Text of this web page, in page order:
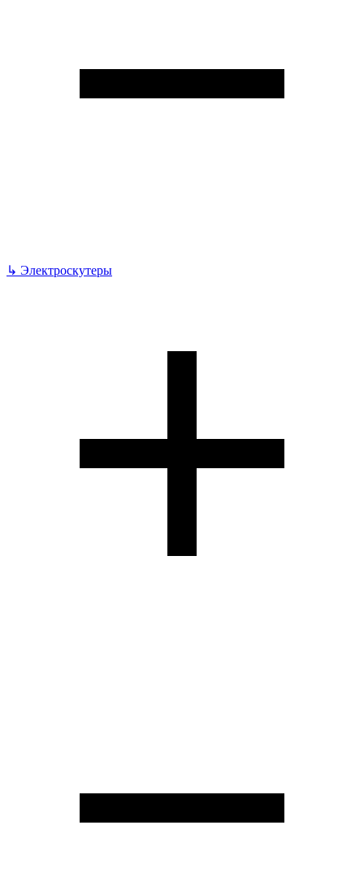
↳ Электроскутеры